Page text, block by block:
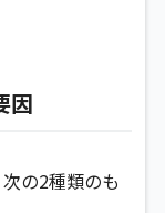
因
の2種類のも